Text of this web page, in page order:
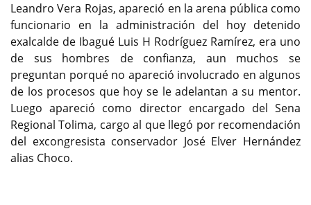
Leandro Vera Rojas, apareció en la arena pública como
funcionario en la administración del hoy detenido
exalcalde de Ibagué Luis H Rodríguez Ramírez, era uno
de sus hombres de confianza, aun muchos se
preguntan porqué no apareció involucrado en algunos
de los procesos que hoy se le adelantan a su mentor.
Luego apareció como director encargado del Sena
Regional Tolima, cargo al que llegó por recomendación
del excongresista conservador José Elver Hernández
alias Choco.